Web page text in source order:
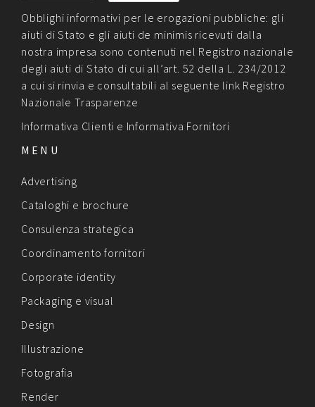
Obblighi informativi per le erogazioni pubbliche: gli
aiuti di Stato e gli aiuti de minimis ricevuti dalla
nostra impresa sono contenuti nel Registro nazionale
degli aiuti di Stato di cui all’art. 52 della L. 234/2012
a cui si rinvia e consultabili al seguente link Registro
Nazionale Trasparenze
Informativa Clienti e Informativa Fornitori
MENU
Advertising
Cataloghi e brochure
Consulenza strategica
Coordinamento fornitori
Corporate identity
Packaging e visual
Design
Illustrazione
Fotografia
Render